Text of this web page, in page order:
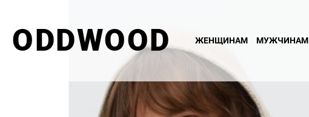
ODDWOOD ЖЕНЩИНАМ МУЖЧИНАМ